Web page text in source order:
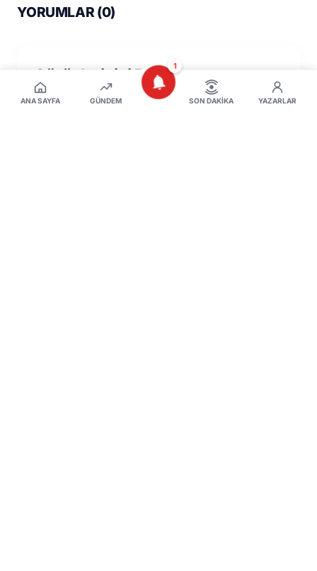
ANA SAYFA GÜNDEM
1
SON DAKIKA YAZARLAR
YORUMLAR (0)
Görüşlerinizi Paylaşın